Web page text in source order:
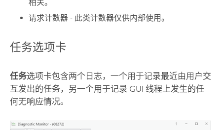
相关。
请求计数器 - 此类计数器仅供内部使用。
任务选项卡
任务选项卡包含两个日志，一个用于记录最近由用户交
互发出的任务，另一个用于记录 GUI 线程上发生的任
何无响应情况。